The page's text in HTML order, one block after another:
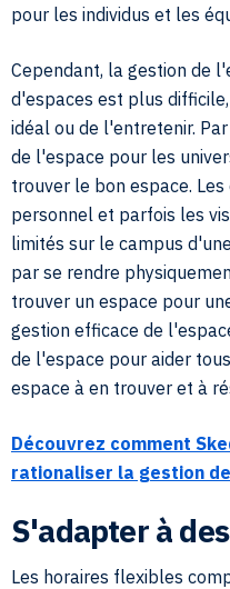
pour les individus et les
Cependant, la gestion de
d'espaces est plus
idéal ou de l'entretenir.
de l'espace pour les
trouver le bon espace.
personnel et parfois les
limités sur le campus
par se rendre
trouver un espace pour
gestion efficace de
de l'espace pour aider
espace à en trouver et à
Découvrez comment
rationaliser la gestion
S'adapter à
Les horaires flexibles